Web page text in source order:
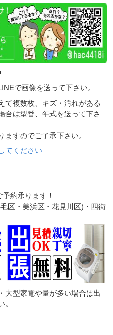
で画像を送って下さい。
て複数枚、キズ・汚れがある
合は型番、年式を送って下さ
ますのでご了承下さい。
てください
約承ります！
区・美浜区・花見川区)・四街
大型家電や量が多い場合は出
。